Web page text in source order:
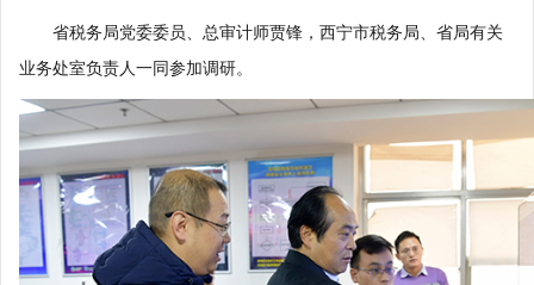
省税务局党委委员、总审计师贾锋，西宁市税务局、省局有关
业务处室负责人一同参加调研。